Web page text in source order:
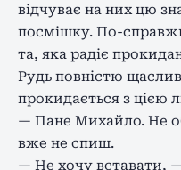
відчуває на них цю
посмішку. По-
та, яка радіє
Рудь повністю
прокидається з цією
— Пане Михайло. Не
вже не спиш.
— Не хочу вставати,